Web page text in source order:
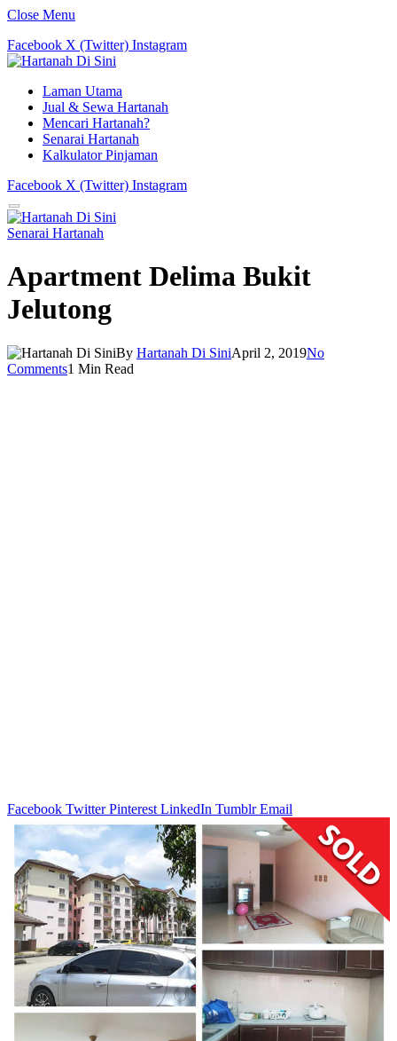
Close Menu
Facebook X (Twitter) Instagram
Laman Utama
Jual & Sewa Hartanah
Mencari Hartanah?
Senarai Hartanah
Kalkulator Pinjaman
Facebook X (Twitter) Instagram
Senarai Hartanah
Apartment Delima Bukit
Jelutong
By Hartanah Di SiniApril 2, 2019No
Comments1 Min Read
Facebook Twitter Pinterest LinkedIn Tumblr Email